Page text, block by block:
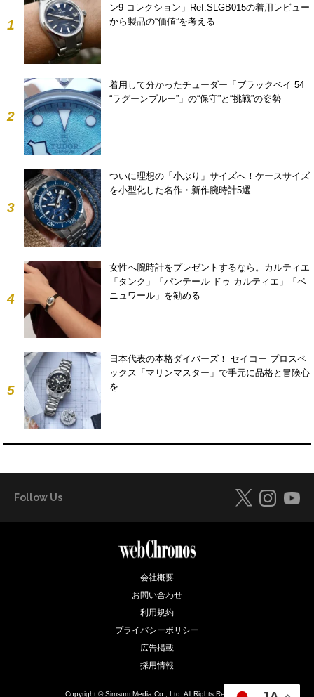
1
ン9 コレクション」Ref.SLGB015の着用レビュー
から製品の“価値”を考える
2
着用して分かったチューダー「ブラックベイ 54
“ラグーンブルー”」の“保守”と“挑戦”の姿勢
3
ついに理想の「小ぶり」サイズへ！ケースサイズ
を小型化した名作・新作腕時計5選
4
女性へ腕時計をプレゼントするなら。カルティエ
「タンク」「パンテール ドゥ カルティエ」「ベ
ニュワール」を勧める
5
日本代表の本格ダイバーズ！ セイコー プロスペ
ックス「マリンマスター」で手元に品格と冒険心
を
Follow Us
会社概要
お問い合わせ
利用規約
プライバシーポリシー
広告掲載
採用情報
Copyright © Simsum Media Co., Ltd. All Rights Reserved.